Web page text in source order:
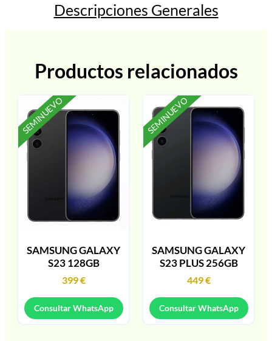
Descripciones Generales
Productos relacionados
SEMINUEVO
SAMSUNG GALAXY
S23 128GB
399€
Consultar WhatsApp
SEMINUEVO
SAMSUNG GALAXY
S23 PLUS 256GB
449€
Consultar WhatsApp